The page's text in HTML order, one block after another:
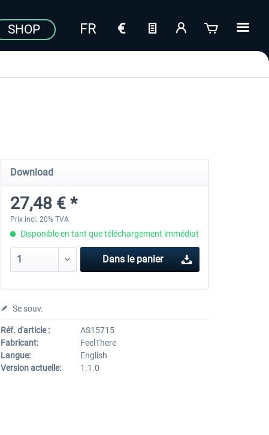
SHOP
Download
27,48 € *
Prix incl. 20% TVA
Disponible en tant que téléchargement immédiat
Dans le panier
Se souv.
Réf. d'article :
AS15715
Fabricant:
FeelThere
Langue:
English
Version actuelle:
1.1.0